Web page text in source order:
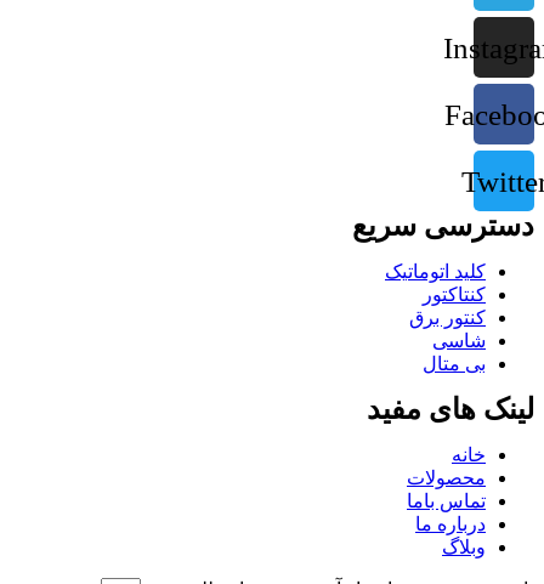
دسترسی سریع
کلید اتوماتیک
کنتاکتور
کنتور برق
شاسی
بی متال
لینک های مفید
خانه
محصولات
تماس باما
درباره ما
وبلاگ